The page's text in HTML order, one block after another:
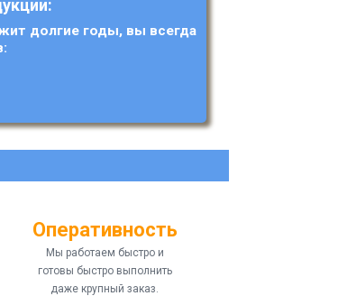
долгие годы, вы всегда
Оперативность
Мы работаем быстро и
готовы быстро выполнить
даже крупный заказ.